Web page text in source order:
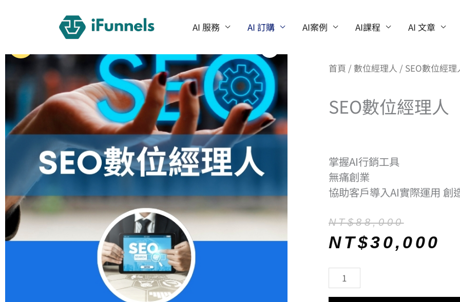
內
AI 服務 AI 訂購 AI案例 AI課程 AI 文章
首頁 / 數位經理人 / SEO數位經理
SEO數位經理人
掌握AI行銷工具
無痛創業
協助客戶導入AI實際運用 創
NT$88,000
原
始
價
NT$88,000。
NT$30,000
目
前
價
NT$30,000。
SEO
數